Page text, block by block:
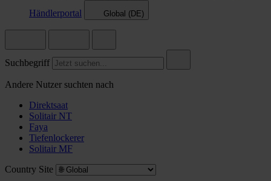
Händlerportal
Global (DE)
Suchbegriff
Andere Nutzer suchten nach
Direktsaat
Solitair NT
Faya
Tiefenlockerer
Solitair MF
Country Site